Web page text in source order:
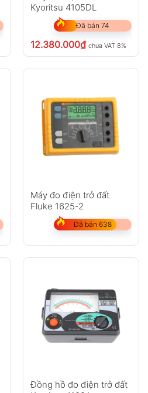
Kyoritsu 4105DL
Đã bán 74
12.380.000₫ chưa VAT 8%
Máy đo điện trở đất
Fluke 1625-2
Đã bán 638
Đồng hồ đo điện trở đất